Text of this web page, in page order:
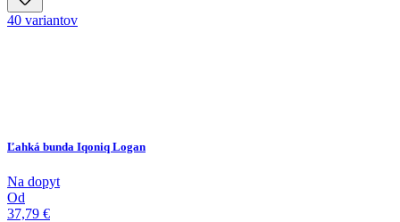
40 variantov
Ľahká bunda Iqoniq Logan
Na dopyt
Od
37,79 €